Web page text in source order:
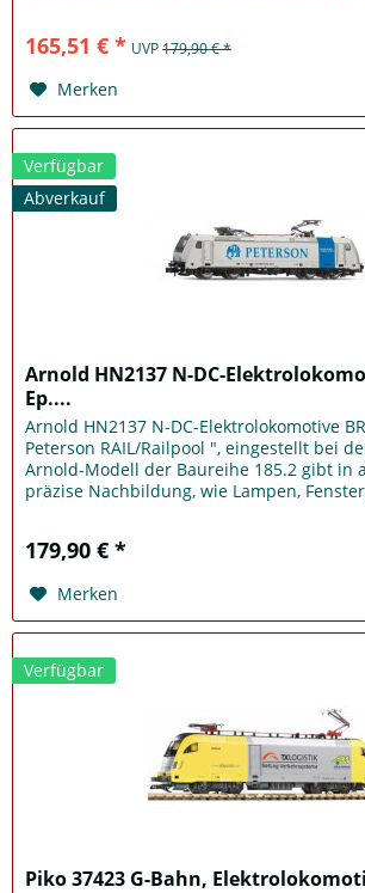
165,51 € * UVP179,90 € *
Merken
Verfügbar
Abverkauf
Arnold HN2137 N-DC-
Ep....
Arnold HN2137 N-DC-Elektrolokomotive
Peterson RAIL/Railpool ", eingestellt bei
Arnold-Modell der Baureihe 185.2 gibt in
präzise Nachbildung, wie Lampen,
179,90 € *
Merken
Verfügbar
Piko 37423 G-Bahn,